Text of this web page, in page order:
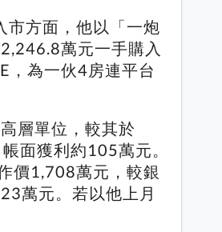
市方面，他以「一炮
萬元一手購入
，為一伙4房連平台
層單位，較其於
面獲利約105萬元。
價1,708萬元，較銀
萬元。若以他上月